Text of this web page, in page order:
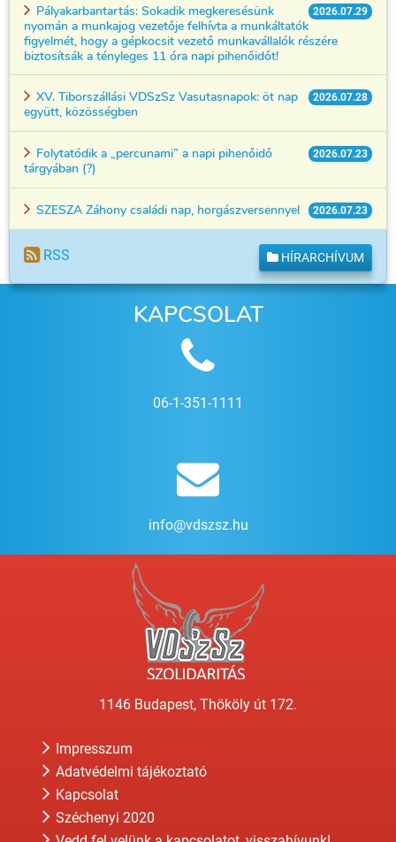
2026.07.29
Pályakarbantartás: Sokadik megkeresésünk
nyomán a munkajog vezetője felhívta a munkáltatók
figyelmét, hogy a gépkocsit vezető munkavállalók részére
biztosítsák a tényleges 11 óra napi pihenőidőt!
2026.07.28
XV. Tiborszállási VDSzSz Vasutasnapok: öt nap
együtt, közösségben
2026.07.23
Folytatódik a „percunami” a napi pihenőidő
tárgyában (?)
2026.07.23
SZESZA Záhony családi nap, horgászversennyel
RSS HÍRARCHÍVUM
KAPCSOLAT
06-1-351-1111
info@vdszsz.hu
1146 Budapest, Thököly út 172.
Impresszum
Adatvédelmi tájékoztató
Kapcsolat
Széchenyi 2020